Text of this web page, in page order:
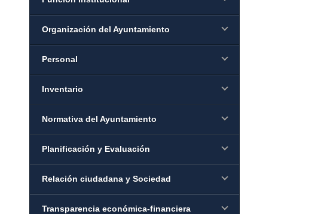
Organización del Ayuntamiento
Personal
Inventario
Normativa del Ayuntamiento
Planificación y Evaluación
Relación ciudadana y Sociedad
Transparencia económica-financiera